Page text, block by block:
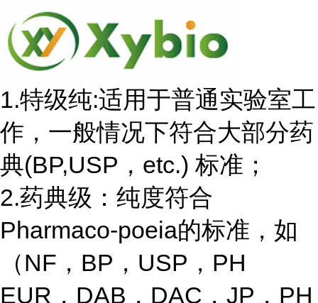
1.特级纯:适用于普通实验室工
作，一般情况下符合大部分药
典(BP,USP，etc.) 标准；
2.药典级：纯度符合
Pharmaco-poeia的标准，如
（NF，BP，USP，PH
EUR，DAB，DAC，JP，PH